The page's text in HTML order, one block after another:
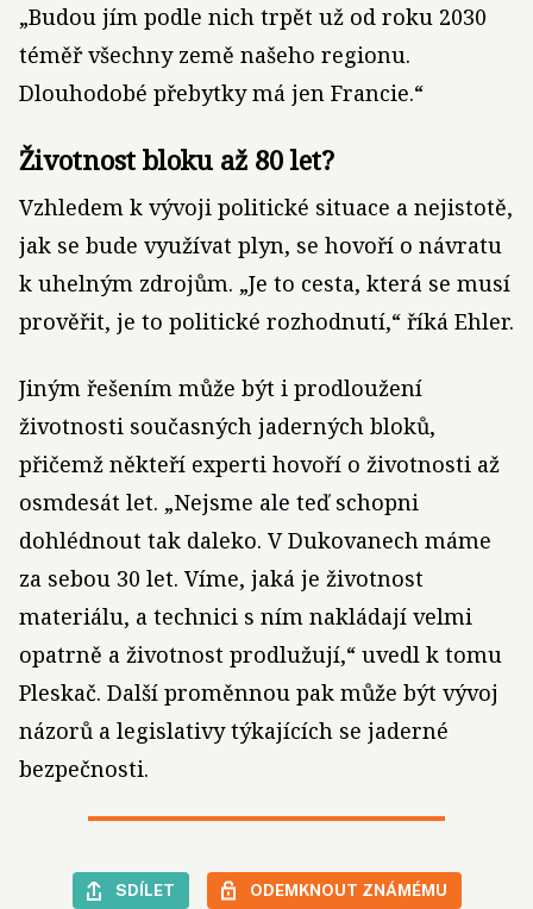
„Budou jím podle nich trpět už od roku 2030
téměř všechny země našeho regionu.
Dlouhodobé přebytky má jen Francie.“
Životnost bloku až 80 let?
Vzhledem k vývoji politické situace a nejistotě,
jak se bude využívat plyn, se hovoří o návratu
k uhelným zdrojům. „Je to cesta, která se musí
prověřit, je to politické rozhodnutí,“ říká Ehler.
Jiným řešením může být i prodloužení
životnosti současných jaderných bloků,
přičemž někteří experti hovoří o životnosti až
osmdesát let. „Nejsme ale teď schopni
dohlédnout tak daleko. V Dukovanech máme
za sebou 30 let. Víme, jaká je životnost
materiálu, a technici s ním nakládají velmi
opatrně a životnost prodlužují,“ uvedl k tomu
Pleskač. Další proměnnou pak může být vývoj
názorů a legislativy týkajících se jaderné
bezpečnosti.
SDÍLET ODEMKNOUT ZNÁMÉMU